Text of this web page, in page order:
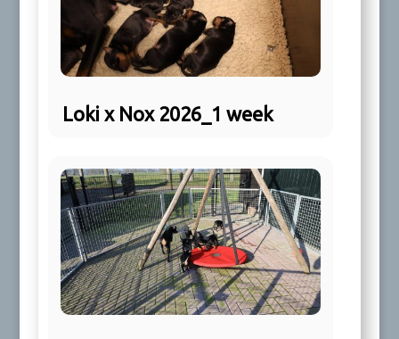
Loki x Nox 2026_1 week